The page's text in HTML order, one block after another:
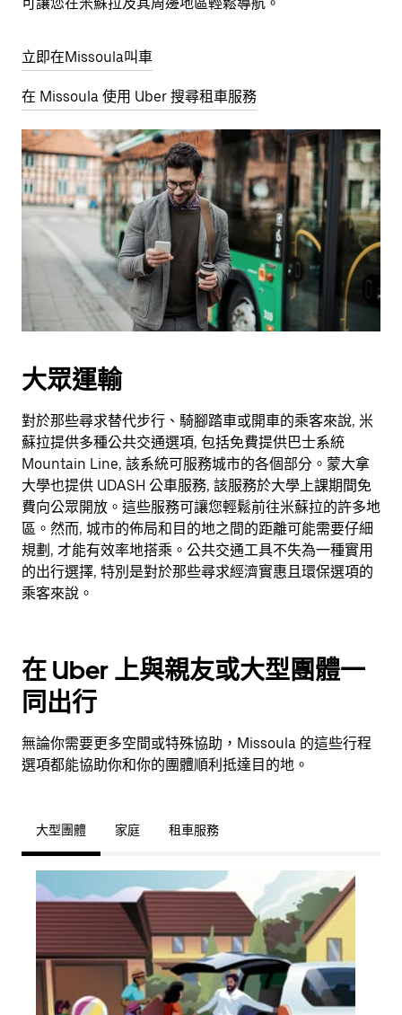
立即在Missoula叫車
在 Missoula 使用 Uber 搜尋租車服務
大眾運輸
對於那些尋求替代步行、騎腳踏車或開車的乘客來說, 米
蘇拉提供多種公共交通選項, 包括免費提供巴士系統
Mountain Line, 該系統可服務城市的各個部分。蒙大拿
大學也提供 UDASH 公車服務, 該服務於大學上課期間免
費向公眾開放。這些服務可讓您輕鬆前往米蘇拉的許多地
區。然而, 城市的佈局和目的地之間的距離可能需要仔細
規劃, 才能有效率地搭乘。公共交通工具不失為一種實用
的出行選擇, 特別是對於那些尋求經濟實惠且環保選項的
乘客來說。
在 Uber 上與親友或大型團體一
同出行
無論你需要更多空間或特殊協助，Missoula 的這些行程
選項都能協助你和你的團體順利抵達目的地。
大型團體 家庭 租車服務